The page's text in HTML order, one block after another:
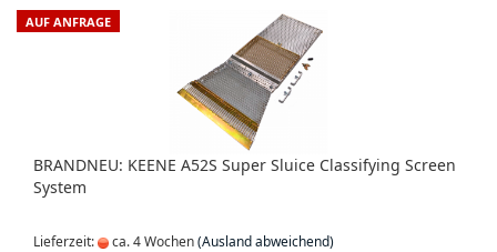
AUF ANFRAGE
BRANDNEU: KEENE A52S Super Sluice Classifying Screen
System
Lieferzeit: ca. 4 Wochen(Ausland abweichend)